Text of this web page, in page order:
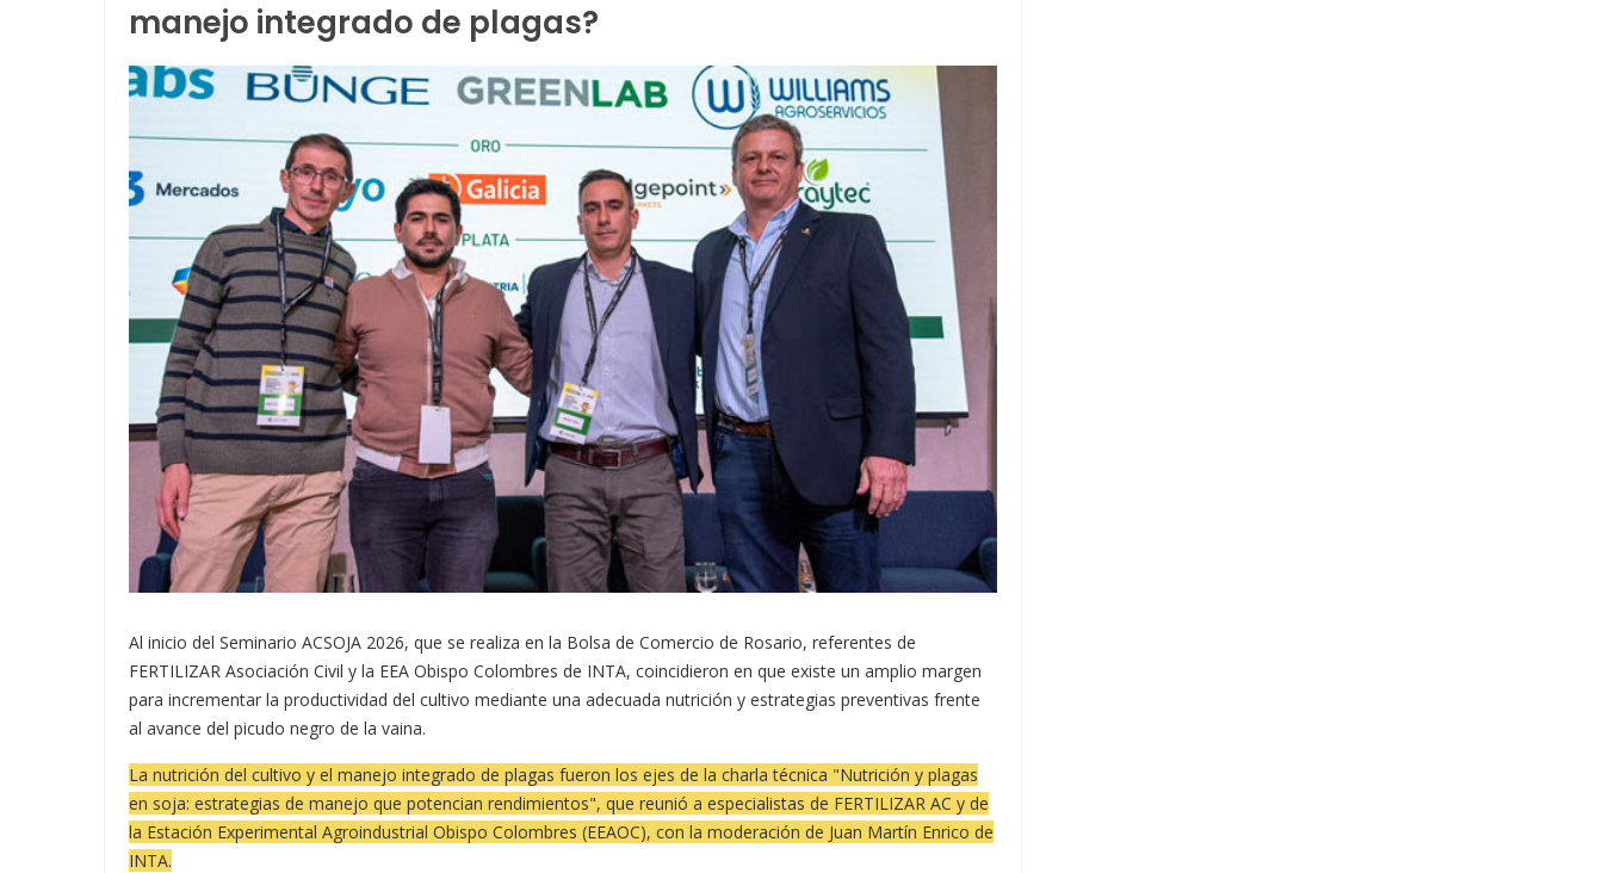
manejo integrado de plagas?
Al inicio del Seminario ACSOJA 2026, que se realiza en la Bolsa de Comercio de Rosario, referentes de
FERTILIZAR Asociación Civil y la EEA Obispo Colombres de INTA, coincidieron en que existe un amplio margen
para incrementar la productividad del cultivo mediante una adecuada nutrición y estrategias preventivas frente
al avance del picudo negro de la vaina.
La nutrición del cultivo y el manejo integrado de plagas fueron los ejes de la charla técnica "Nutrición y plagas
en soja: estrategias de manejo que potencian rendimientos", que reunió a especialistas de FERTILIZAR AC y de
la Estación Experimental Agroindustrial Obispo Colombres (EEAOC), con la moderación de Juan Martín Enrico de
INTA.